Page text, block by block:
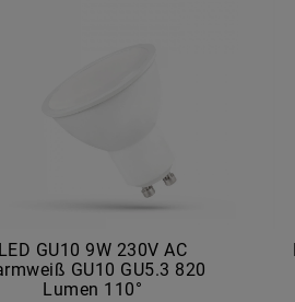
LED GU10 9W 230V AC
GU10 GU5.3 820
Lumen 110°